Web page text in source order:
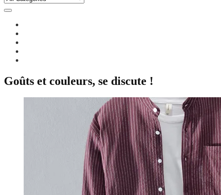
Goûts et couleurs, se discute !